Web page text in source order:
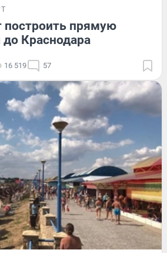
построить прямую
Краснодара
16 519 57